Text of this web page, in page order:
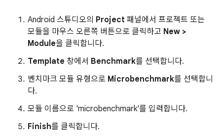
Android 스튜디오의 Project 패널에서 프로젝트 또는
모듈을 마우스 오른쪽 버튼으로 클릭하고 New >
Module을 클릭합니다.
Template 창에서 Benchmark를 선택합니다.
벤치마크 모듈 유형으로 Microbenchmark를 선택합니
다.
모듈 이름으로 'microbenchmark'를 입력합니다.
Finish를 클릭합니다.